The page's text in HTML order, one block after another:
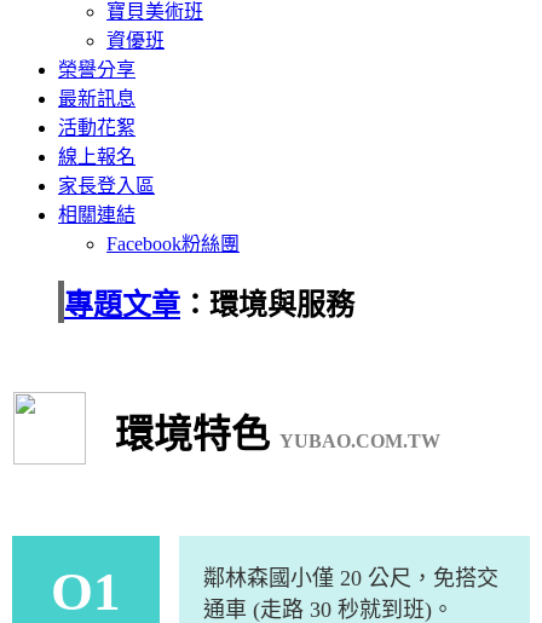
寶貝美術班
資優班
榮譽分享
最新訊息
活動花絮
線上報名
家長登入區
相關連結
Facebook粉絲團
專題文章 ：環境與服務
環境特色 YUBAO.COM.TW
O1
鄰林森國小僅 20 公尺，免搭交
通車 (走路 30 秒就到班)。